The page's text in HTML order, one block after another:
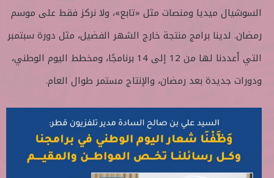
السوشيال ميديا ومنصات مثل «تابع»، ولا نركز فقط على موسم
رمضان. لدينا برامج منتجة خارج الشهر الفضيل، مثل دورة سبتمبر
التي أعددنا لها من 12 إلى 14 برنامجًا، ومخطط اليوم الوطني،
ودورات جديدة بعد رمضان، والإنتاج مستمر طوال العام.